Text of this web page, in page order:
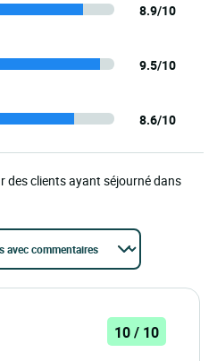
8.9/10
9.5/10
8.6/10
des clients ayant séjourné dans
10 / 10